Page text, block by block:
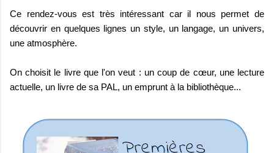
Ce rendez-vous est très intéressant car il nous permet de
découvrir en quelques lignes un style, un langage, un univers,
une atmosphère.
On choisit le livre que l'on veut : un coup de cœur, une lecture
actuelle, un livre de sa PAL, un emprunt à la bibliothèque...